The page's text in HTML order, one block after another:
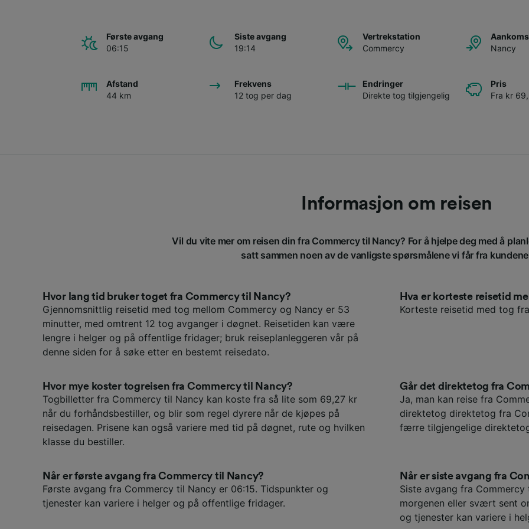
Første avgang
06:15
Siste avgang
19:14
Vertrekstation
Commercy
Nancy
Afstand
44 km
Frekvens
12 tog per dag
Endringer
Direkte tog tilgjengelig
Pris
Fra kr
Informasjon om reisen
Vil du vite mer om reisen din fra Commercy til Nancy? For å hjelpe deg med å
satt sammen noen av de vanligste spørsmålene vi får fra
Hvor lang tid bruker toget fra Commercy til Nancy?
Gjennomsnittlig reisetid med tog mellom Commercy og Nancy er 53
minutter, med omtrent 12 tog avganger i døgnet. Reisetiden kan være
lengre i helger og på offentlige fridager; bruk reiseplanleggeren vår på
denne siden for å søke etter en bestemt reisedato.
Hva er korteste reisetid
Korteste reisetid med tog
Hvor mye koster togreisen fra Commercy til Nancy?
Togbilletter fra Commercy til Nancy kan koste fra så lite som 69,27 kr
når du forhåndsbestiller, og blir som regel dyrere når de kjøpes på
reisedagen. Prisene kan også variere med tid på døgnet, rute og hvilken
klasse du bestiller.
Går det direktetog fra
Ja, man kan reise fra
direktetog direktetog fra
færre tilgjengelige
Når er første avgang fra Commercy til Nancy?
Første avgang fra Commercy til Nancy er 06:15. Tidspunkter og
tjenester kan variere i helger og på offentlige fridager.
Når er siste avgang fra
Siste avgang fra
morgenen eller svært sent
og tjenester kan variere i